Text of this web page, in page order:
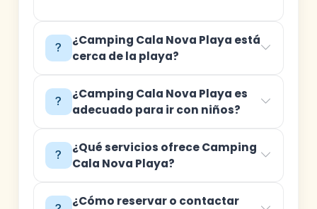
¿Camping Cala Nova Playa está
cerca de la playa?
¿Camping Cala Nova Playa es
adecuado para ir con niños?
¿Qué servicios ofrece Camping
Cala Nova Playa?
¿Cómo reservar o contactar